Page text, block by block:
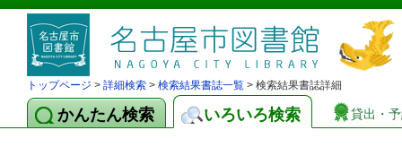
トップページ > 詳細検索 > 検索結果書誌一覧 > 検索結果書誌詳細
かんたん検索 いろいろ検索 貸出・